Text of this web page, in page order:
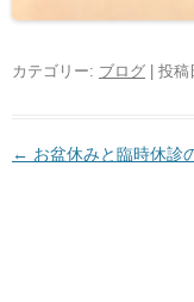
カテゴリー: ブログ | 投稿
投稿ナ
← お盆休みと臨時休診